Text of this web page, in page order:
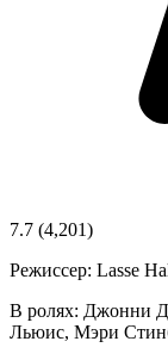
7.7 (4,201)
Режиссер: Lasse
В ролях: Джонни
Льюис, Мэри